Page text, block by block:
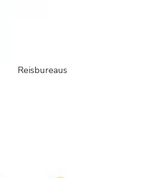
Reisbureaus